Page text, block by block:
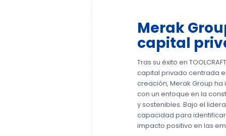
Merak
capital
Tras su éxito en
capital privado centrada
creación, Merak Group
con un enfoque en la
y sostenibles. Bajo el
capacidad para
impacto positivo en las